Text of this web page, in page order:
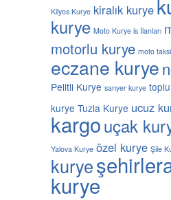
Kilyos Kurye kiralık kurye
kurye Moto Kurye is İlanları
motorlu kurye moto taksi
eczane kurye
Pelitli Kurye sarıyer kurye
kurye Tuzla Kurye ucuz
kargouçak
Yalova Kurye özel kurye Şile
kurye
kurye